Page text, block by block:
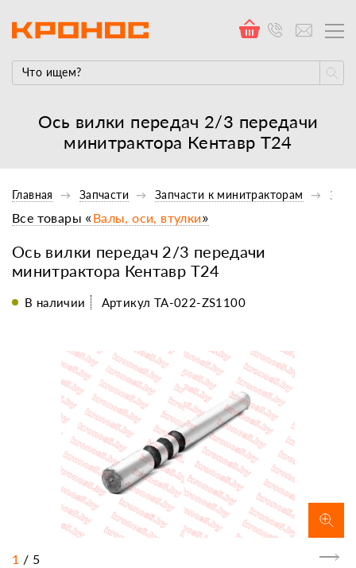
Ось вилки передач 2/3 передачи
минитрактора Кентавр Т24
Главная Запчасти Запчасти к минитракторам
Ось вилки передач 2/3 передачи
минитрактора Кентавр Т24
Все товары «Валы, оси, втулки»
В наличии Артикул ТА-022-ZS1100
1 / 5